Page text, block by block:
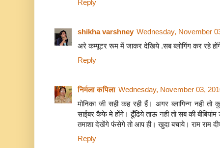
Reply
shikha varshney Wednesday, November
अरे कम्पूटर रूम में जाकर देखिये .सब ब्लोगिंग कर रहे
Reply
निर्मला कपिला Wednesday, November 03,
मोनिका जी सही कह रही हैं। अगर ब्लागिन्ग नही
साईबर कैफे मे होंगे। ढूँढिये ताऊ नही तो सब की
तमाशा देखेंगे फंसेगे तो आप ही। खुदा बचाये। राम राम
Reply